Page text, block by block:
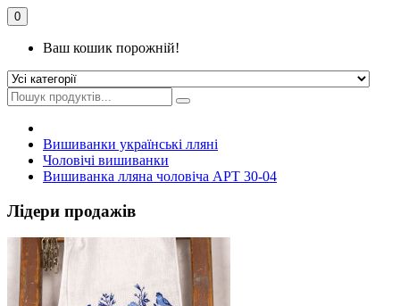
0
Ваш кошик порожній!
Вишиванки українські лляні
Чоловічі вишиванки
Вишиванка лляна чоловіча АРТ 30-04
Лідери продажів